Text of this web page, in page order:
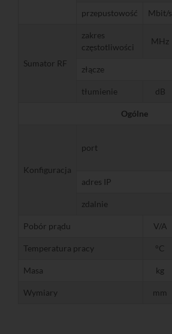
przepustowość Mbit/s
Sumator RF
zakres
częstotliwości
MHz
złącze
tłumienie dB
Ogólne
Konfiguracja
port
adres IP
zdalnie
Pobór prądu V/A
Temperatura pracy °C
Masa kg
Wymiary mm